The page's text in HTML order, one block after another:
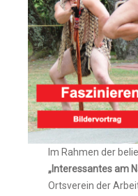
Im Rahmen der
„Interessantes am
Ortsverein der